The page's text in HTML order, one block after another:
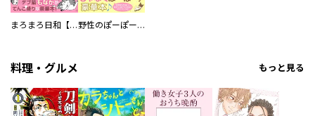
まろまろ日和【豪華版】 野性のぽーぽー【豪華版】
料理・グルメ もっと見る